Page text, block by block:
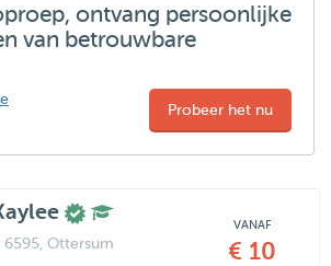
ontvang persoonlijke
van betrouwbare
Probeer het nu
6595, Ottersum
VANAF
€ 10